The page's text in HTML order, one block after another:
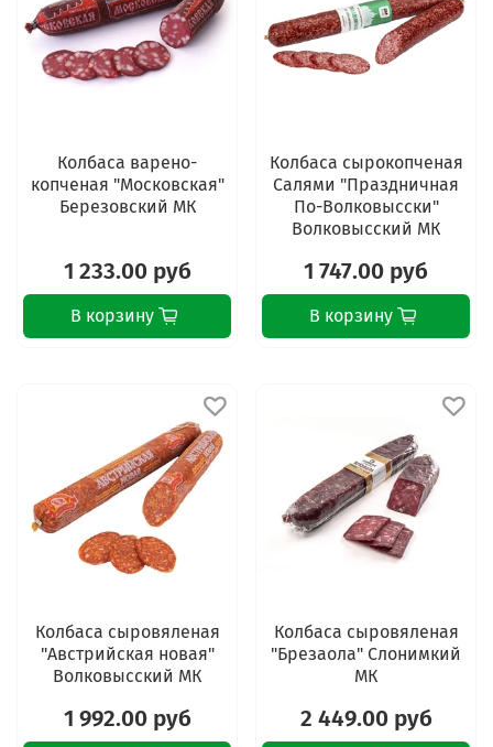
Колбаса варено-
копченая "Московская"
Березовский МК
1 233.00 руб
В корзину
Колбаса сырокопченая
Салями "Праздничная
По-Волковысски"
Волковысский МК
1 747.00 руб
В корзину
Колбаса сыровяленая
"Австрийская новая"
Волковыcский МК
1 992.00 руб
Колбаса сыровяленая
"Брезаола" Слонимкий
МК
2 449.00 руб